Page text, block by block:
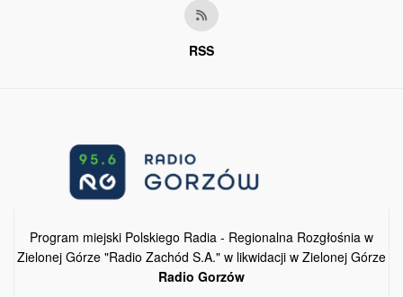
RSS
Program miejski Polskiego Radia - Regionalna Rozgłośnia w
Zielonej Górze "Radio Zachód S.A." w likwidacji w Zielonej Górze
Radio Gorzów